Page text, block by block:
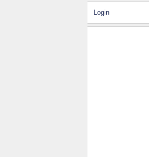
Login